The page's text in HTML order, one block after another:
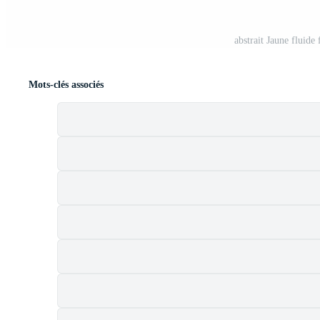
abstrait Jaune fluide
Mots-clés associés